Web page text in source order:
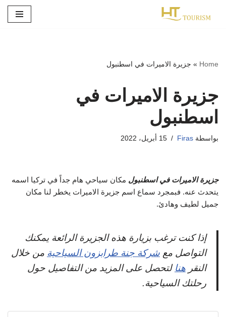
Home
» جزيرة الاميرات في اسطنبول
جزيرة الاميرات في
اسطنبول
بواسطة Firas 15 أبريل، 2022
جزيرة الاميرات في اسطنبول مكان سياحي هام جداً في تركيا اسمه
يتحدث عنه. فبمجرد سماع اسم جزيرة الاميرات يخطر لنا مكان
جميل لطيف وهادئ.
إذا كنت ترغب بزيارة هذه الجزيرة الرائعة يمكنك
التواصل مع شركة جنة طرابزون السياحية من خلال
النقر هنا لتحصل على المزيد من التفاصيل حول
رحلتك السياحية.